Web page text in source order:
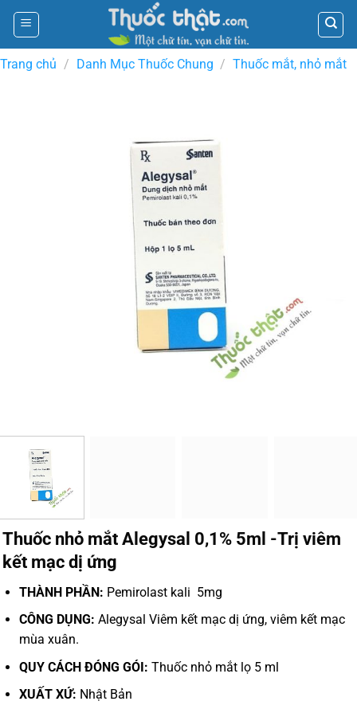
Skip
content
Trang chủ / Danh Mục Thuốc Chung / Thuốc mắt, nhỏ mắt
Thuốc nhỏ mắt Alegysal 0,1% 5ml -Trị viêm
kết mạc dị ứng
THÀNH PHẦN: Pemirolast kali 5mg
CÔNG DỤNG: Alegysal Viêm kết mạc dị ứng, viêm kết mạc
mùa xuân.
QUY CÁCH ĐÓNG GÓI: Thuốc nhỏ mắt lọ 5 ml
XUẤT XỨ: Nhật Bản